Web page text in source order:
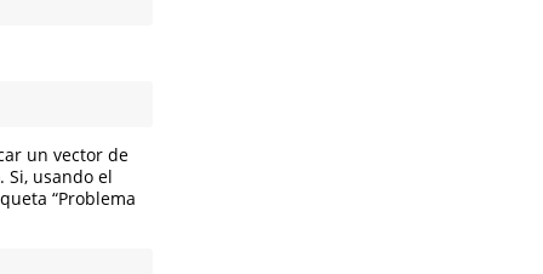
un vector de
usando el
“Problema